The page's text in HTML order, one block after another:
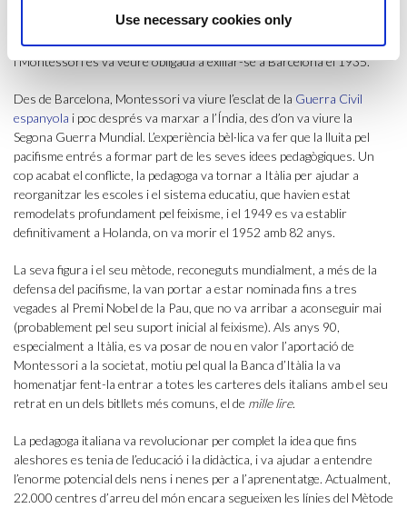
Use necessary cookies only
tenia era convertir els infants en petits soldats. A causa d’aquesta
postura, es van clausurar totes les escoles que seguien el seu mètode
i Montessori es va veure obligada a exiliar-se a Barcelona el 1935.
Des de Barcelona, Montessori va viure l’esclat de la Guerra Civil
espanyola i poc després va marxar a l’Índia, des d’on va viure la
Segona Guerra Mundial. L’experiència bèl·lica va fer que la lluita pel
pacifisme entrés a formar part de les seves idees pedagògiques. Un
cop acabat el conflicte, la pedagoga va tornar a Itàlia per ajudar a
reorganitzar les escoles i el sistema educatiu, que havien estat
remodelats profundament pel feixisme, i el 1949 es va establir
definitivament a Holanda, on va morir el 1952 amb 82 anys.
La seva figura i el seu mètode, reconeguts mundialment, a més de la
defensa del pacifisme, la van portar a estar nominada fins a tres
vegades al Premi Nobel de la Pau, que no va arribar a aconseguir mai
(probablement pel seu suport inicial al feixisme). Als anys 90,
especialment a Itàlia, es va posar de nou en valor l’aportació de
Montessori a la societat, motiu pel qual la Banca d’Itàlia la va
homenatjar fent-la entrar a totes les carteres dels italians amb el seu
retrat en un dels bitllets més comuns, el de mille lire.
La pedagoga italiana va revolucionar per complet la idea que fins
aleshores es tenia de l’educació i la didàctica, i va ajudar a entendre
l’enorme potencial dels nens i nenes per a l’aprenentatge. Actualment,
22.000 centres d’arreu del món encara segueixen les línies del Mètode